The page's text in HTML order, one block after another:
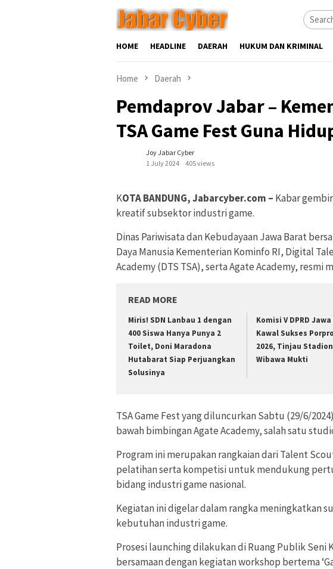
HOME HEADLINE DAERAH HUKUM DAN KRIMINAL
Home Daerah
Pemdaprov Jabar –
TSA Game Fest Guna
Joy Jabar Cyber
1 July 2024
405 views
KOTA BANDUNG, Jabarcyber.com – Kabar
kreatif subsektor industri game.
Dinas Pariwisata dan Kebudayaan Jawa Barat
Daya Manusia Kementerian Kominfo RI, Digital
Academy (DTS TSA), serta Agate Academy, resmi
READ MORE
Miris! SDN Lanbau 1 dengan
400 Siswa Hanya Punya 2
Toilet, Doni Maradona
Hutabarat Siap Perjuangkan
Solusinya
Komisi V DPRD
Kawal Sukses
2026, Tinjau Stadion
Wibawa Mukti
TSA Game Fest yang diluncurkan Sabtu (29/6/
bawah bimbingan Agate Academy, salah satu
Program ini merupakan rangkaian dari Talent
pelatihan serta kompetisi untuk mendukung
bidang industri game nasional.
Kegiatan ini digelar dalam rangka meningkatkan
kebutuhan industri game.
Prosesi launching dilakukan di Ruang Publik Seni
bersamaan dengan kegiatan workshop bertema